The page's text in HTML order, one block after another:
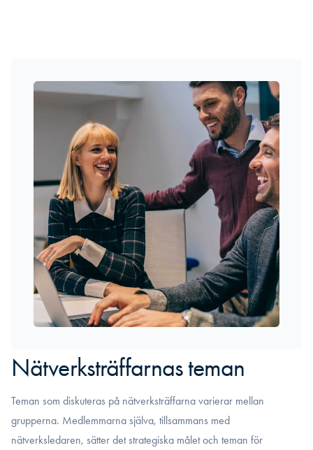
Nätverksträffarnas teman
Teman som diskuteras på nätverksträffarna varierar mellan
grupperna. Medlemmarna själva, tillsammans med
nätverksledaren, sätter det strategiska målet och teman för